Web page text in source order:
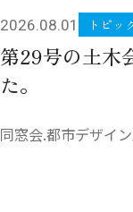
2026.08.01 トピッ
第29号の土木
た。
同窓会.都市デザイ